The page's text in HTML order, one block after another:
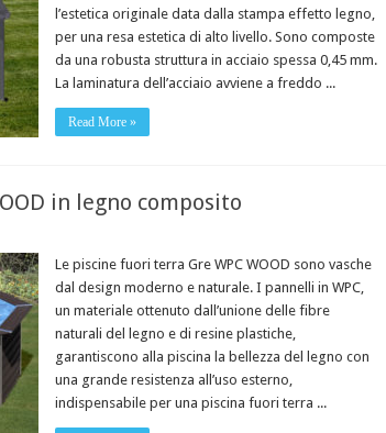
l’estetica originale data dalla stampa effetto legno,
per una resa estetica di alto livello. Sono composte
da una robusta struttura in acciaio spessa 0,45 mm.
La laminatura dell’acciaio avviene a freddo ...
Read More »
in legno composito
Le piscine fuori terra Gre WPC WOOD sono vasche
dal design moderno e naturale. I pannelli in WPC,
un materiale ottenuto dall’unione delle fibre
naturali del legno e di resine plastiche,
garantiscono alla piscina la bellezza del legno con
una grande resistenza all’uso esterno,
indispensabile per una piscina fuori terra ...